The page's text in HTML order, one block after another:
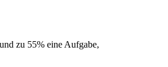
zu 55% eine Aufgabe,